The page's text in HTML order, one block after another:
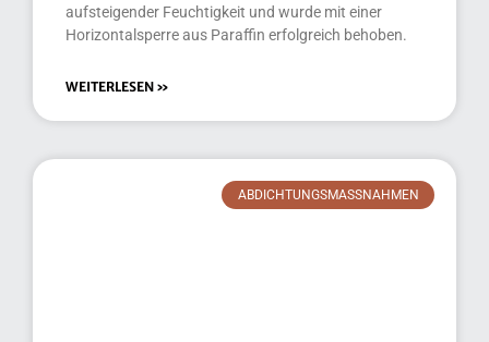
aufsteigender Feuchtigkeit und wurde mit einer
Horizontalsperre aus Paraffin erfolgreich behoben.
WEITERLESEN »
ABDICHTUNGSMASSNAHMEN